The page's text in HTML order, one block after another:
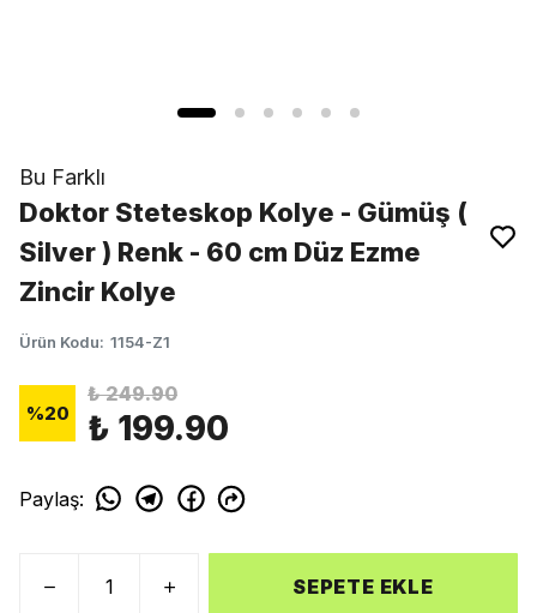
Bu Farklı
Doktor Steteskop Kolye - Gümüş (
Silver ) Renk - 60 cm Düz Ezme
Zincir Kolye
Ürün Kodu: 1154-Z1
%20
₺ 249.90
₺ 199.90
Paylaş:
SEPETE EKLE